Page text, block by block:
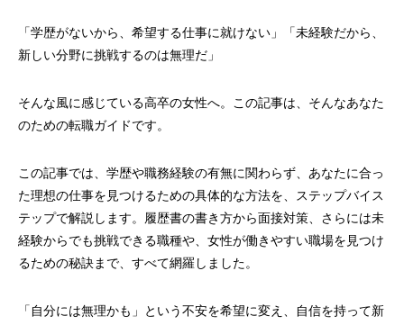
「学歴がないから、希望する仕事に就けない」「未経験だから、
新しい分野に挑戦するのは無理だ」
そんな風に感じている高卒の女性へ。この記事は、そんなあなた
のための転職ガイドです。
この記事では、学歴や職務経験の有無に関わらず、あなたに合っ
た理想の仕事を見つけるための具体的な方法を、ステップバイス
テップで解説します。履歴書の書き方から面接対策、さらには未
経験からでも挑戦できる職種や、女性が働きやすい職場を見つけ
るための秘訣まで、すべて網羅しました。
「自分には無理かも」という不安を希望に変え、自信を持って新